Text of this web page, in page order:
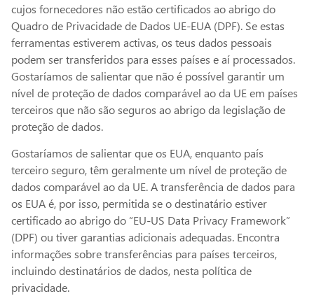
cujos fornecedores não estão certificados ao abrigo do
Quadro de Privacidade de Dados UE-EUA (DPF). Se estas
ferramentas estiverem activas, os teus dados pessoais
podem ser transferidos para esses países e aí processados.
Gostaríamos de salientar que não é possível garantir um
nível de proteção de dados comparável ao da UE em países
terceiros que não são seguros ao abrigo da legislação de
proteção de dados.
Gostaríamos de salientar que os EUA, enquanto país
terceiro seguro, têm geralmente um nível de proteção de
dados comparável ao da UE. A transferência de dados para
os EUA é, por isso, permitida se o destinatário estiver
certificado ao abrigo do “EU-US Data Privacy Framework”
(DPF) ou tiver garantias adicionais adequadas. Encontra
informações sobre transferências para países terceiros,
incluindo destinatários de dados, nesta política de
privacidade.